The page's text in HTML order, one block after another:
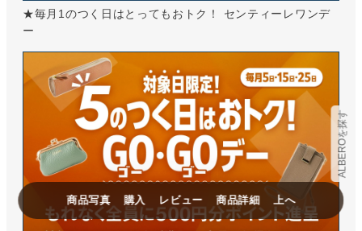
★毎月1のつく日はとってもおトク！ センティーレワンデ
ー
ALBEROを探す
商品写真 購入 レビュー 商品詳細 上へ